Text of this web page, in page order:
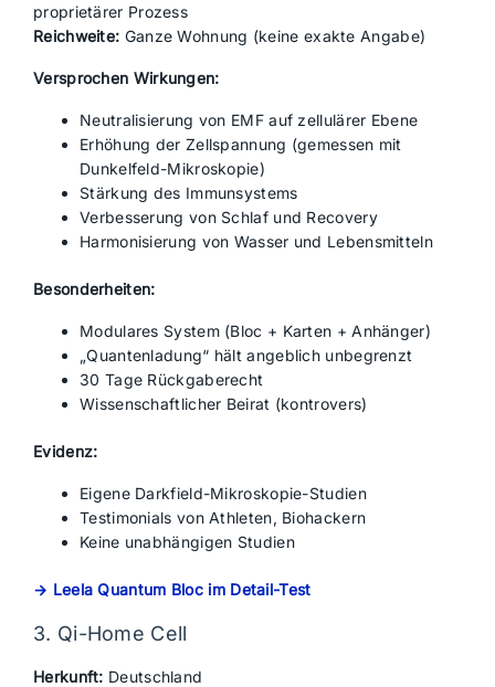
proprietärer Prozess
Reichweite: Ganze Wohnung (keine exakte Angabe)
Versprochen Wirkungen:
Neutralisierung von EMF auf zellulärer Ebene
Erhöhung der Zellspannung (gemessen mit
Dunkelfeld-Mikroskopie)
Stärkung des Immunsystems
Verbesserung von Schlaf und Recovery
Harmonisierung von Wasser und Lebensmitteln
Besonderheiten:
Modulares System (Bloc + Karten + Anhänger)
„Quantenladung“ hält angeblich unbegrenzt
30 Tage Rückgaberecht
Wissenschaftlicher Beirat (kontrovers)
Evidenz:
Eigene Darkfield-Mikroskopie-Studien
Testimonials von Athleten, Biohackern
Keine unabhängigen Studien
→ Leela Quantum Bloc im Detail-Test
3. Qi-Home Cell
Herkunft: Deutschland